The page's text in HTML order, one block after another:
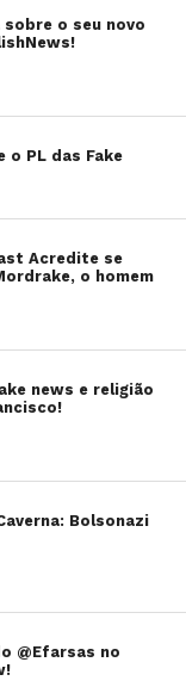
o seu novo
o PL das Fake
Acredite se
o homem
news e religião
Bolsonazi
@Efarsas no